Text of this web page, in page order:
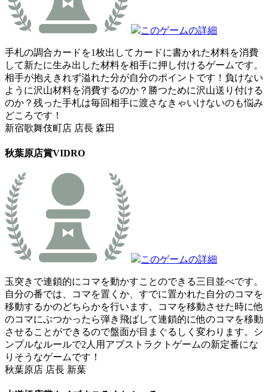
このゲームの詳細
手札の調合カードを1枚出してカードに書かれた材料を消費
して新たに生み出した材料を相手に押し付けるゲームです。
相手が抱えきれず溢れた分が自分のポイントです！負けない
ように沢山材料を消費するのか？勝つために沢山送り付ける
のか？残った手札は毎回相手に渡さなきゃいけないのも悩み
どころです！
新宿歌舞伎町店 店長 森田
秋葉原店賞VIDRO
このゲームの詳細
玉突きで連鎖的にコマを動かすことのできる三目並べです。
自分の番では、コマを置くか、すでに置かれた自分のコマを
移動するかのどちらかを行います。コマを移動させた時に他
のコマにぶつかったら弾き飛ばして連鎖的に他のコマを移動
させることができるので盤面が目まぐるしく変わります。シ
ンプルなルールで2人用アブストラクトゲームの新定番にな
りそうなゲームです！
秋葉原店 店長 新葉